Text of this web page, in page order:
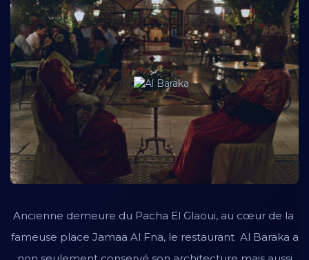
Ancienne demeure du Pacha El Glaoui, au cœur de la
fameuse place Jamaa Al Fna, le restaurant Al Baraka a